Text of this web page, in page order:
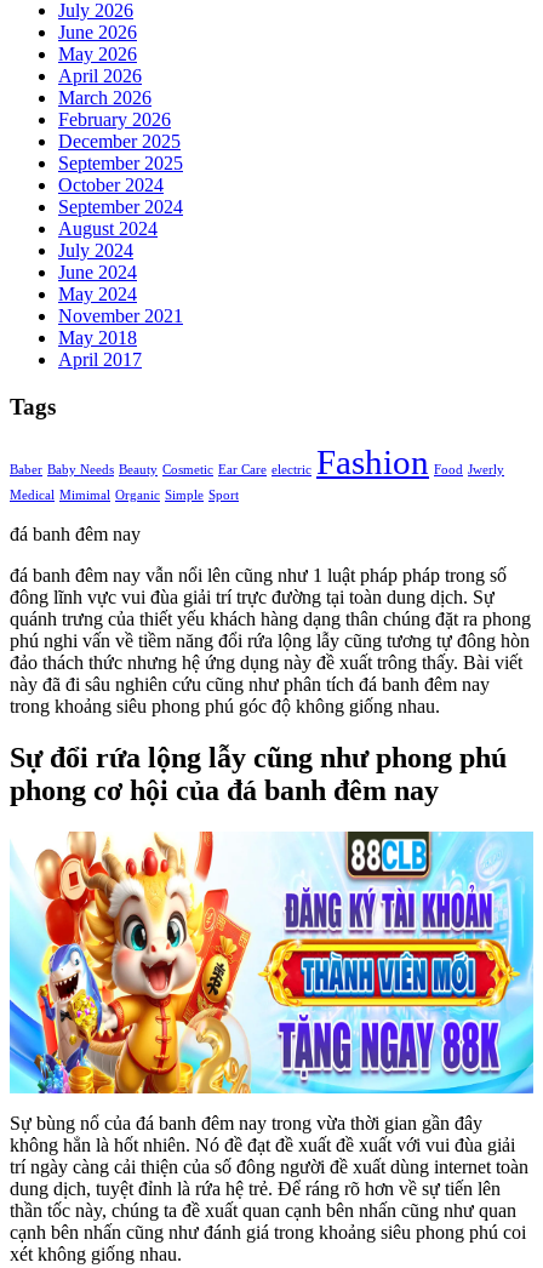
July 2026
June 2026
May 2026
April 2026
March 2026
February 2026
December 2025
September 2025
October 2024
September 2024
August 2024
July 2024
June 2024
May 2024
November 2021
May 2018
April 2017
Tags
Baber Baby Needs Beauty Cosmetic Ear Care electric Fashion Food Jwerly
Medical Mimimal Organic Simple Sport
đá banh đêm nay
đá banh đêm nay vẫn nổi lên cũng như 1 luật pháp pháp trong số
đông lĩnh vực vui đùa giải trí trực đường tại toàn dung dịch. Sự
quánh trưng của thiết yếu khách hàng dạng thân chúng đặt ra phong
phú nghi vấn về tiềm năng đổi rứa lộng lẫy cũng tương tự đông hòn
đảo thách thức nhưng hệ ứng dụng này đề xuất trông thấy. Bài viết
này đã đi sâu nghiên cứu cũng như phân tích đá banh đêm nay
trong khoảng siêu phong phú góc độ không giống nhau.
Sự đổi rứa lộng lẫy cũng như phong phú
phong cơ hội của đá banh đêm nay
Sự bùng nổ của đá banh đêm nay trong vừa thời gian gần đây
không hẳn là hốt nhiên. Nó đề đạt đề xuất đề xuất với vui đùa giải
trí ngày càng cải thiện của số đông người đề xuất dùng internet toàn
dung dịch, tuyệt đỉnh là rứa hệ trẻ. Để ráng rõ hơn về sự tiến lên
thần tốc này, chúng ta đề xuất quan cạnh bên nhấn cũng như quan
cạnh bên nhấn cũng như đánh giá trong khoảng siêu phong phú coi
xét không giống nhau.